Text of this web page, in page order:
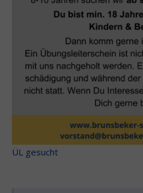
ÜL gesucht